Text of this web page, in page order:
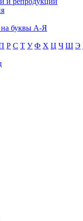
на буквы А-Я
Р С Т У Ф Х Ц Ч Ш Э